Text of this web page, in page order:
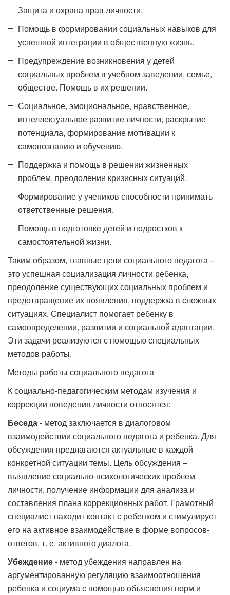
Защита и охрана прав личности.
Помощь в формировании социальных навыков для
успешной интеграции в общественную жизнь.
Предупреждение возникновения у детей
социальных проблем в учебном заведении, семье,
обществе. Помощь в их решении.
Социальное, эмоциональное, нравственное,
интеллектуальное развитие личности, раскрытие
потенциала, формирование мотивации к
самопознанию и обучению.
Поддержка и помощь в решении жизненных
проблем, преодолении кризисных ситуаций.
Формирование у учеников способности принимать
ответственные решения.
Помощь в подготовке детей и подростков к
самостоятельной жизни.
Таким образом, главные цели социального педагога –
это успешная социализация личности ребенка,
преодоление существующих социальных проблем и
предотвращение их появления, поддержка в сложных
ситуациях. Специалист помогает ребенку в
самоопределении, развитии и социальной адаптации.
Эти задачи реализуются с помощью специальных
методов работы.
Методы работы социального педагога
К социально-педагогическим методам изучения и
коррекции поведения личности относятся:
Беседа- метод заключается в диалоговом
взаимодействии социального педагога и ребенка. Для
обсуждения предлагаются актуальные в каждой
конкретной ситуации темы. Цель обсуждения –
выявление социально-психологических проблем
личности, получение информации для анализа и
составления плана коррекционных работ. Грамотный
специалист находит контакт с ребенком и стимулирует
его на активное взаимодействие в форме вопросов-
ответов, т. е. активного диалога.
Убеждение- метод убеждения направлен на
аргументированную регуляцию взаимоотношения
ребенка и социума с помощью объяснения норм и